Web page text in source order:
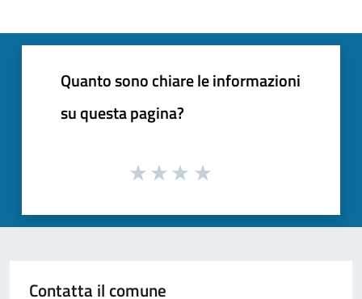
Quanto sono chiare le informazioni
su questa pagina?
Contatta il comune